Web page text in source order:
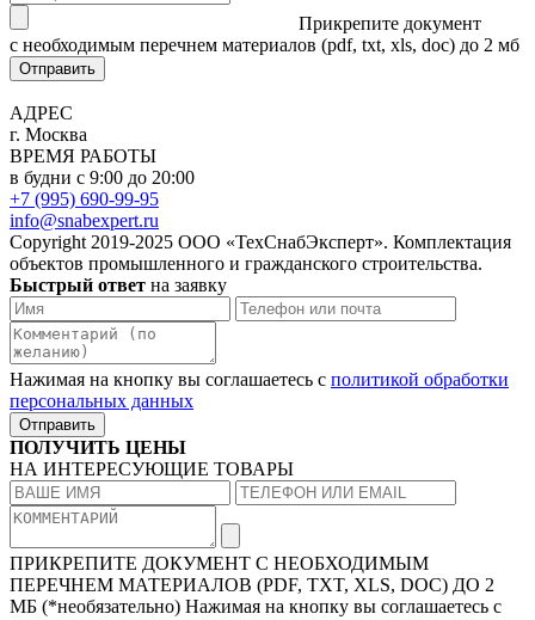
Прикрепите документ
с необходимым перечнем материалов (pdf, txt, xls, doc) до 2 мб
Отправить
АДРЕС
г. Москва
ВРЕМЯ РАБОТЫ
в будни с 9:00 до 20:00
+7 (995) 690-99-95
info@snabexpert.ru
Copyright 2019-2025 ООО «ТехСнабЭксперт». Комплектация
объектов промышленного и гражданского строительства.
Быстрый ответ на заявку
Нажимая на кнопку вы соглашаетесь с политикой обработки
персональных данных
Отправить
ПОЛУЧИТЬ ЦЕНЫ
НА ИНТЕРЕСУЮЩИЕ ТОВАРЫ
ПРИКРЕПИТЕ ДОКУМЕНТ С НЕОБХОДИМЫМ
ПЕРЕЧНЕМ МАТЕРИАЛОВ (PDF, TXT, XLS, DOC) ДО 2
МБ (*необязательно) Нажимая на кнопку вы соглашаетесь с